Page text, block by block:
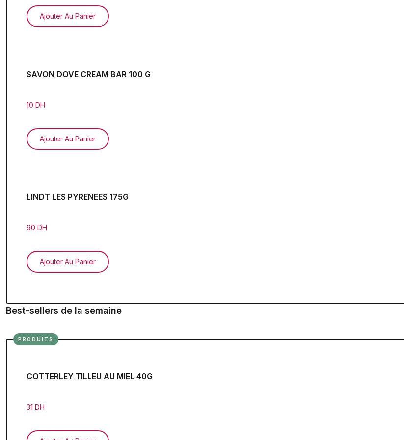
Ajouter Au Panier
SAVON DOVE CREAM BAR 100 G
10 DH
Ajouter Au Panier
LINDT LES PYRENEES 175G
90 DH
Ajouter Au Panier
Best-sellers de la semaine
PRODUITS
COTTERLEY TILLEU AU MIEL 40G
31 DH